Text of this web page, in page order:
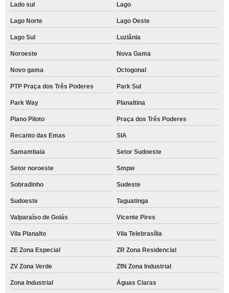
Lado sul Lago
Lago Norte Lago Oeste
Lago Sul Luziânia
Noroeste Nova Gama
Novo gama Octogonal
PTP Praça dos Três Poderes Park Sul
Park Way Planaltina
Plano Piloto Praça dos Três Poderes
Recanto das Emas SIA
Samambaia Setor Sudoeste
Setor noroeste Smpw
Sobradinho Sudeste
Sudoeste Taguatinga
Valparaíso de Goiás Vicente Pires
Vila Planalto Vila Telebrasília
ZE Zona Especial ZR Zona Residencial
ZV Zona Verde ZfN Zona Industrial
Zona Industrial Águas Claras